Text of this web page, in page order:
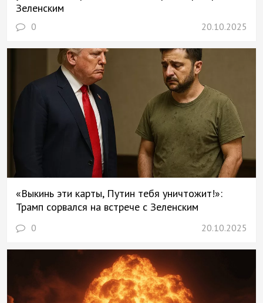
Зеленским
0 20.10.2025
«Выкинь эти карты, Путин тебя уничтожит!»:
Трамп сорвался на встрече с Зеленским
0 20.10.2025